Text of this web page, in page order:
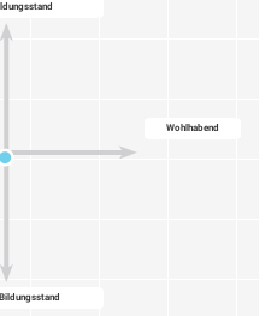
Wohlhabend